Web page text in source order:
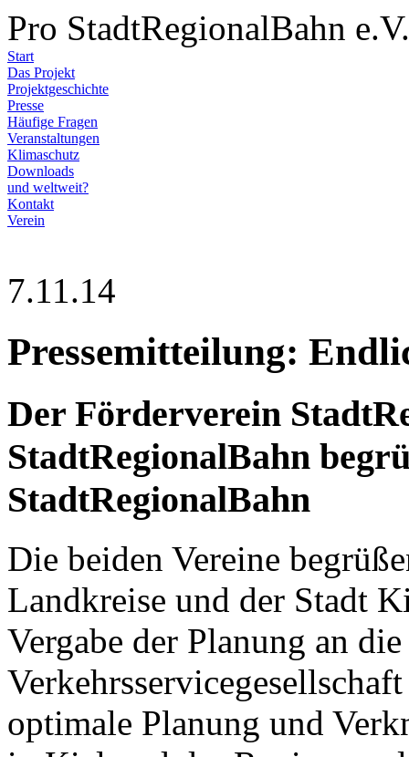
Pro StadtRegionalBahn e.V.
Start
Das Projekt
Projektgeschichte
Presse
Häufige Fragen
Veranstaltungen
Klimaschutz
Downloads
und weltweit?
Kontakt
Verein
7.11.14
Pressemitteilung:
Der Förderverein
StadtRegionalBahn
StadtRegionalBahn
Die beiden Vereine
Landkreise und der Stadt
Vergabe der Planung an
optimale Planung und